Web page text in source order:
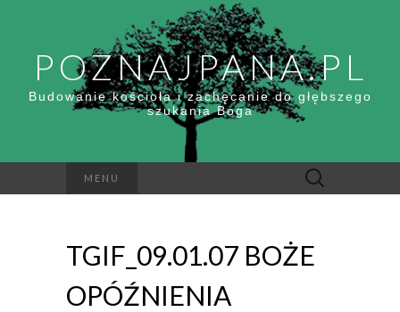
POZNAJPANA.PL
Budowanie kościoła i zachęcanie do głębszego
szukania Boga
MENU Szukaj:
TGIF_09.01.07 BOŻE
OPÓŹNIENIA